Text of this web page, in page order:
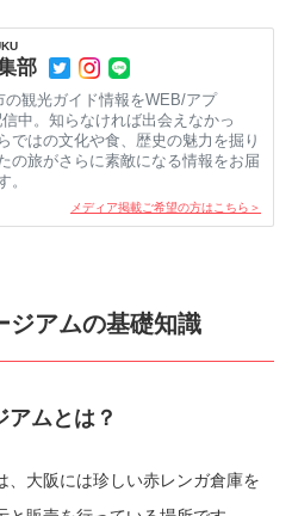
部
の観光ガイド情報をWEB/アプ
中。知らなければ出会えなかっ
ではの文化や食、歴史の魅力を掘り
の旅がさらに素敵になる情報をお届
。
メディア掲載ご希望の方はこちら＞
ジアムの基礎知識
アムとは？
、大阪には珍しい赤レンガ倉庫を